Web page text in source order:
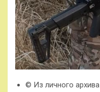
© Из личного архива